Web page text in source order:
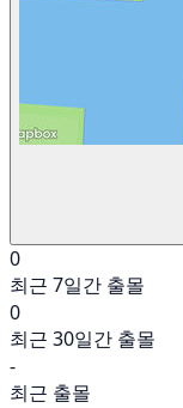
0
최근 7일간 출몰
0
최근 30일간 출몰
-
최근 출몰